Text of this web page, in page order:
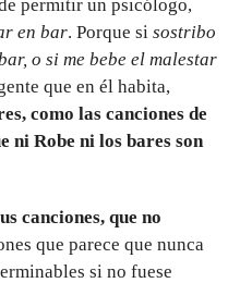
permitir un psicólogo,
en bar. Porque si sostribo
o si me bebe el malestar
que en él habita,
como las canciones de
ni Robe ni los bares son
canciones, que no
que parece que nunca
si no fuese